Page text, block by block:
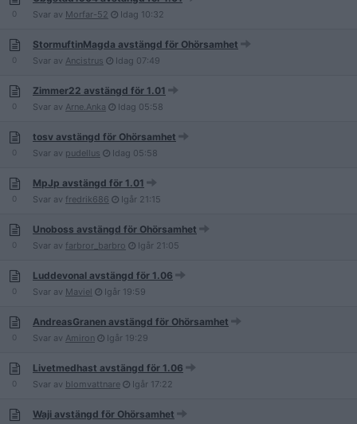
0 Svar av Morfar-52 Idag 10:32
0
StormuftinMagda avstängd för Ohörsamhet
Svar av Ancistrus Idag 07:49
0
Zimmer22 avstängd för 1.01
Svar av Arne.Anka Idag 05:58
0
tosv avstängd för Ohörsamhet
Svar av pudellus Idag 05:58
0
MpJp avstängd för 1.01
Svar av fredrik686 Igår 21:15
0
Unoboss avstängd för Ohörsamhet
Svar av farbror_barbro Igår 21:05
0
Luddevonal avstängd för 1.06
Svar av Maviel Igår 19:59
0
AndreasGranen avstängd för Ohörsamhet
Svar av Amiron Igår 19:29
0
Livetmedhast avstängd för 1.06
Svar av blomvattnare Igår 17:22
Waji avstängd för Ohörsamhet